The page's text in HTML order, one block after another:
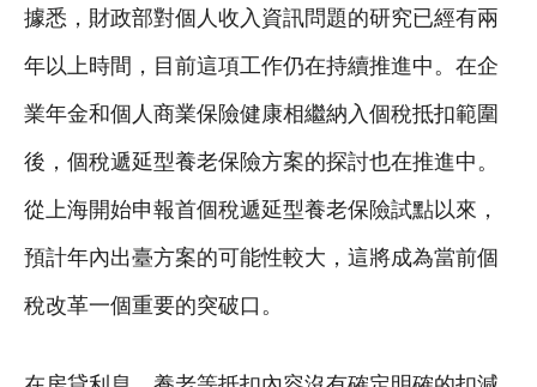
據悉，財政部對個人收入資訊問題的研究已經有兩
年以上時間，目前這項工作仍在持續推進中。在企
業年金和個人商業保險健康相繼納入個稅抵扣範圍
後，個稅遞延型養老保險方案的探討也在推進中。
從上海開始申報首個稅遞延型養老保險試點以來，
預計年內出臺方案的可能性較大，這將成為當前個
稅改革一個重要的突破口。